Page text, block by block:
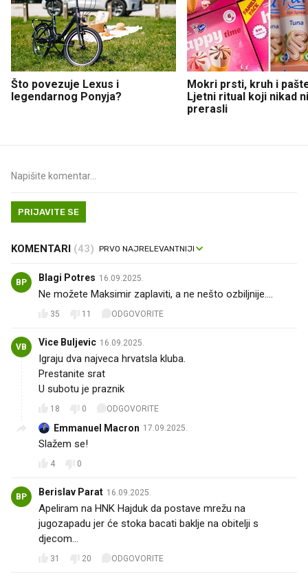
Što povezuje Lexus i
legendarnog Ponyja?
Mokri prsti, kruh i
Ljetni ritual koji nikad
prerasli
PRIJAVITE SE
KOMENTARI (43)
BP Blagi Potres 16.09.2025.
Ne možete Maksimir zaplaviti, a ne nešto ozbiljnije....
35 11 ODGOVORITE
VB Vice Buljevic 16.09.2025.
Igraju dva najveca hrvatsla kluba.
Prestanite srat
U subotu je praznik
18 0 ODGOVORITE
Emmanuel Macron 17.09.2025.
Slažem se!
4 0
BP Berislav Parat 16.09.2025.
Apeliram na HNK Hajduk da postave mrežu na
jugozapadu jer će stoka bacati baklje na obitelji s
djecom...
31 20 ODGOVORITE